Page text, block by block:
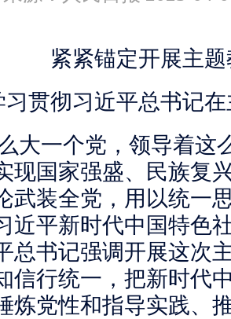
紧紧锚定开展主
贯彻习近平总书记在
大一个党，领导着这
现国家强盛、民族复
武装全党，用以统一
近平新时代中国特色
总书记强调开展这次
信行统一，把新时代
炼党性和指导实践、